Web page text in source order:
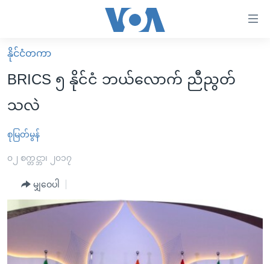
လွယ်ကူ
စေ
များ
ပင်မ
ကျော်
ပင်မ
မူလစာမျက်နှာ
မြန်မာ
ကမ္ဘာ့သတင်းများ
နိုင်ငံတကာ
အစ္စရေး-ပါလက်စတိုင်း
ဗွီဒီယို
အင်္ဂလိပ်စာလေ့လာမယ်
အမေရိကန်သုံးအီဒီယံ
မကြေးမုံရဲ့ အင်္ဂလိပ်စာ
ရုပ်ရှင်ထဲက အင်္ဂလိပ်စာ
အပတ်စဉ်ကဏ္ဍများ
တီဗွီ
ရေဒီယိုနှင့်ရုပ်သံ အချက်အလက်များ
ရေဒီယို/တီဗွီအစီအစဉ်
နိုင်ငံတကာ
BRICS ၅ နိုင်ငံ ဘယ်လောက် ညီညွတ်
သလဲ
စုမြတ်မွန်
၀၂ စက္တင္ဘာ၊ ၂၀၁၇
မျှဝေပါ